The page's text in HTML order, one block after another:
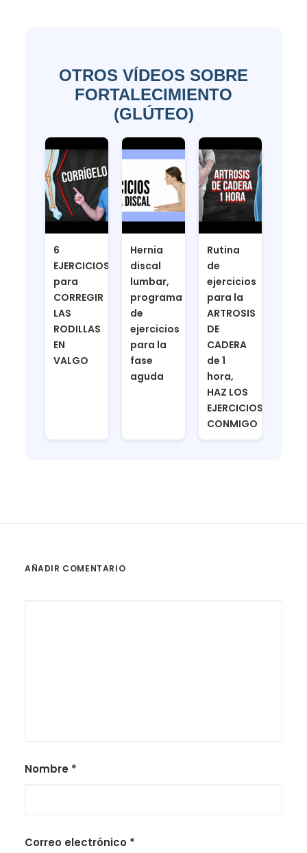
OTROS VÍDEOS SOBRE
FORTALECIMIENTO
(GLÚTEO)
6
EJERCICIOS
para
CORREGIR
LAS
RODILLAS
EN
VALGO
Hernia
discal
lumbar,
programa
de
ejercicios
para la
fase
aguda
Rutina
de
ejercicios
para la
ARTROSIS
DE
CADERA
de 1
hora,
HAZ LOS
EJERCICIOS
CONMIGO
AÑADIR COMENTARIO
Nombre *
Correo electrónico *